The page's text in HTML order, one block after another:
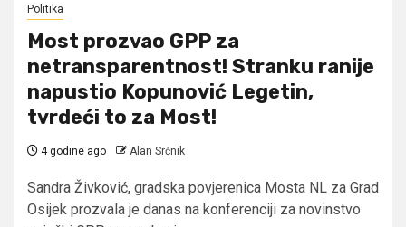
Politika
Most prozvao GPP za
netransparentnost! Stranku ranije
napustio Kopunović Legetin,
tvrdeći to za Most!
4 godine ago Alan Srčnik
Sandra Živković, gradska povjerenica Mosta NL za Grad
Osijek prozvala je danas na konferenciji za novinstvo